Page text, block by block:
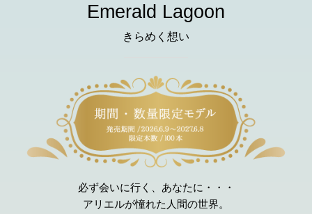
Emerald Lagoon
きらめく想い
必ず会いに行く、あなたに・・・
アリエルが憧れた人間の世界。